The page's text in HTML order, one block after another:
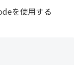
を使用する